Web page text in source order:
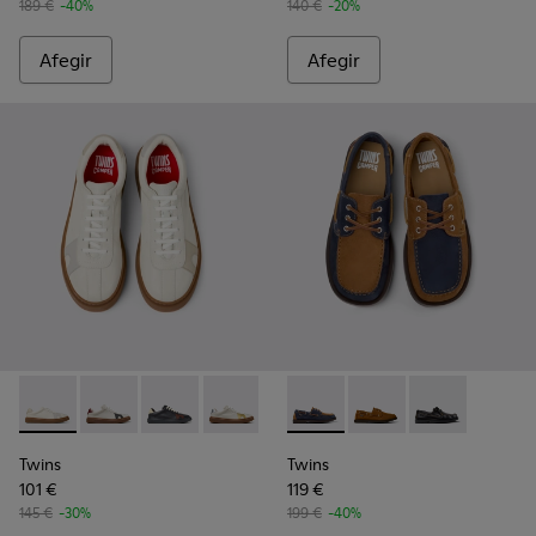
189 € -40%
Afegir
140 € -20%
Afegir
Twins - K101107-001 - Sabatilles esportives de pell
Twins - K101107-006 - Sabatilles de pell multicolors
Twins - K101107-005 - Sabatilles de pell
Twins - K101107-004 - Sabatilles de
Twins
101 €
145 € -30%
Twins - K101013-006 -
Twins - K101013-005
Twins -
Twins
119 €
199 € -40%